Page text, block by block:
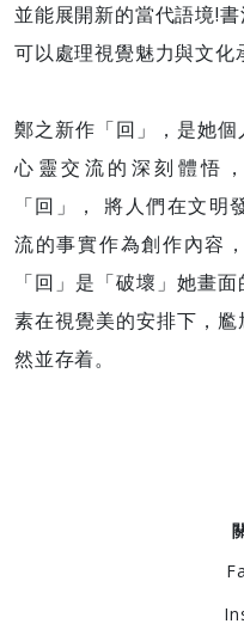
並能展開新的當代語境!
可以處理視覺魅力與文化
鄭之新作「回」，是她
心靈交流的深刻體悟
「回」， 將人們在文
流的事實作為創作內容
「回」是「破壞」她畫
素在視覺美的安排下，
然並存着。